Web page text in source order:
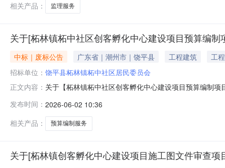
相关产品：
监理服务
关于[柘林镇柘中社区创客孵化中心建设项目预算编
中标｜废标公告 广东省｜潮州市｜饶平县 工程建筑
工程
招标单位： 饶平县柘林镇柘中社区居民委员会
正文内容： 关于【柘林镇柘中社区创客孵化中心建设项目预算编制
发布时间： 2026-06-02 10:36
相关产品：
预算编制服务
关于[柘林镇创客孵化中心建设项目施工图文件审查